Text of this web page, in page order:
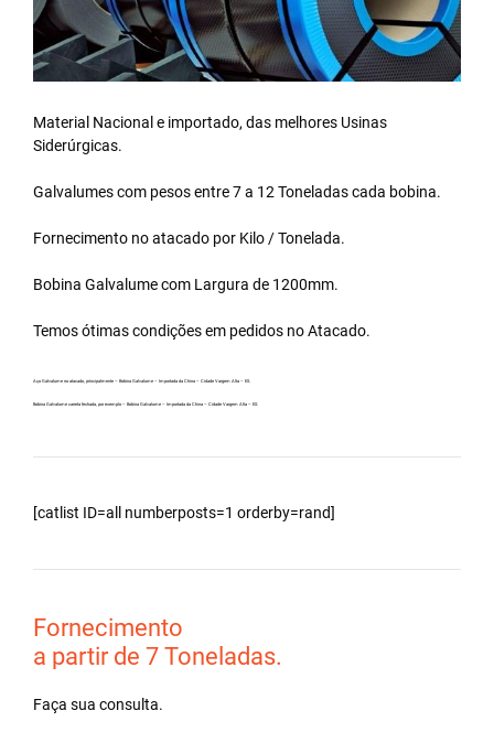
Material Nacional e importado, das melhores Usinas
Siderúrgicas.
Galvalumes com pesos entre 7 a 12 Toneladas cada bobina.
Fornecimento no atacado por Kilo / Tonelada.
Bobina Galvalumecom Largura de 1200mm.
Temos ótimas condições em pedidos no Atacado.
Aço Galvalume no atacado, principalmente – Bobina Galvalume – Importada da China – Cidade Vargem Alta – ES.
Bobina Galvalume carreta fechada, por exemplo – Bobina Galvalume – Importada da China – Cidade Vargem Alta – ES.
[catlist ID=all numberposts=1 orderby=rand]
Fornecimento
a partir de 7 Toneladas.
Faça sua consulta.